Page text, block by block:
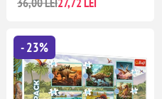
- 23%